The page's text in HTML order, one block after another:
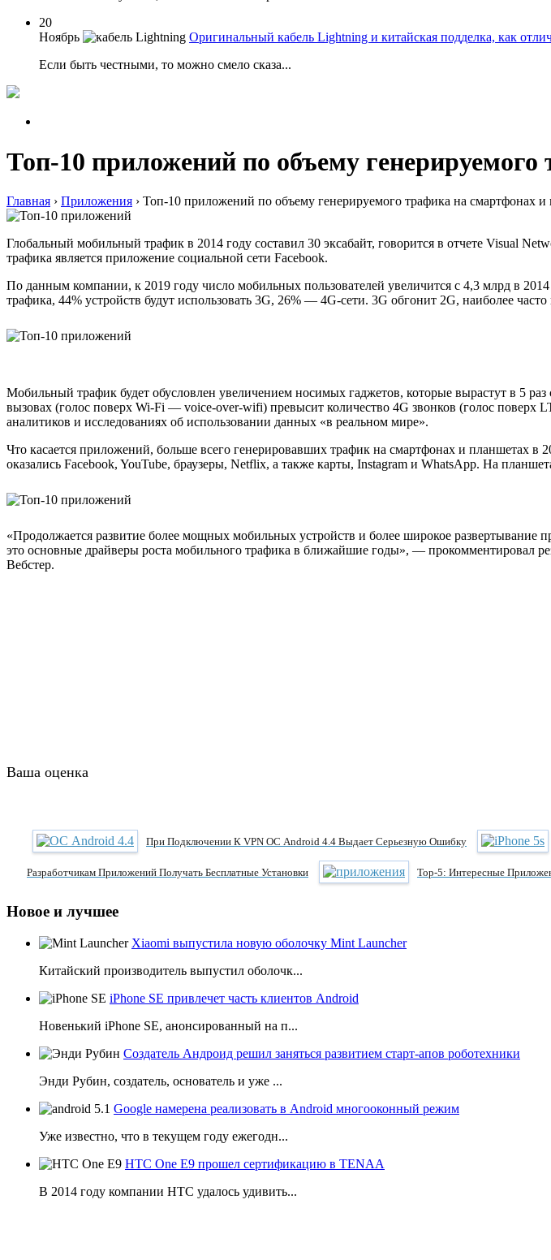
20
Ноябрь
Оригинальный кабель Lightning и китайская подделка, как
Если быть честными, то можно смело сказа...
Топ-10 приложений по объему
Главная › Приложения › Топ-10 приложений по объему генерируемого трафика на смартфонах и
Глобальный мобильный трафик в 2014 году составил 30 эксабайт, говорится в отчете Visual
трафика является приложение социальной сети Facebook.
По данным компании, к 2019 году число мобильных пользователей увеличится с 4,3 млрд в
трафика, 44% устройств будут использовать 3G, 26% — 4G-сети. 3G обгонит 2G, наиболее
Мобильный трафик будет обусловлен увеличением носимых гаджетов, которые вырастут в 5
вызовах (голос поверх Wi-Fi — voice-over-wifi) превысит количество 4G звонков (голос поверх
аналитиков и исследованиях об использовании данных «в реальном мире».
Что касается приложений, больше всего генерировавших трафик на смартфонах и планшетах
оказались Facebook, YouTube, браузеры, Netflix, а также карты, Instagram и WhatsApp. На
«Продолжается развитие более мощных мобильных устройств и более широкое
это основные драйверы роста мобильного трафика в ближайшие годы», — прокомментировал
Вебстер.
Ваша оценка
При Подключении К VPN ОС Android 4.4 Выдает Серьезную Ошибку
Разработчикам Приложений Получать Бесплатные Установки Тор-5: Интересные
Новое и лучшее
Xiaomi выпустила новую оболочку Mint Launcher
Китайский производитель выпустил оболочк...
iPhone SE привлечет часть клиентов Android
Новенький iPhone SE, анонсированный на п...
Создатель Андроид решил заняться развитием старт-апов роботехники
Энди Рубин, создатель, основатель и уже ...
Google намерена реализовать в Android многооконный режим
Уже известно, что в текущем году ежегодн...
HTC One E9 прошел сертификацию в TENAA
В 2014 году компании НТС удалось удивить...